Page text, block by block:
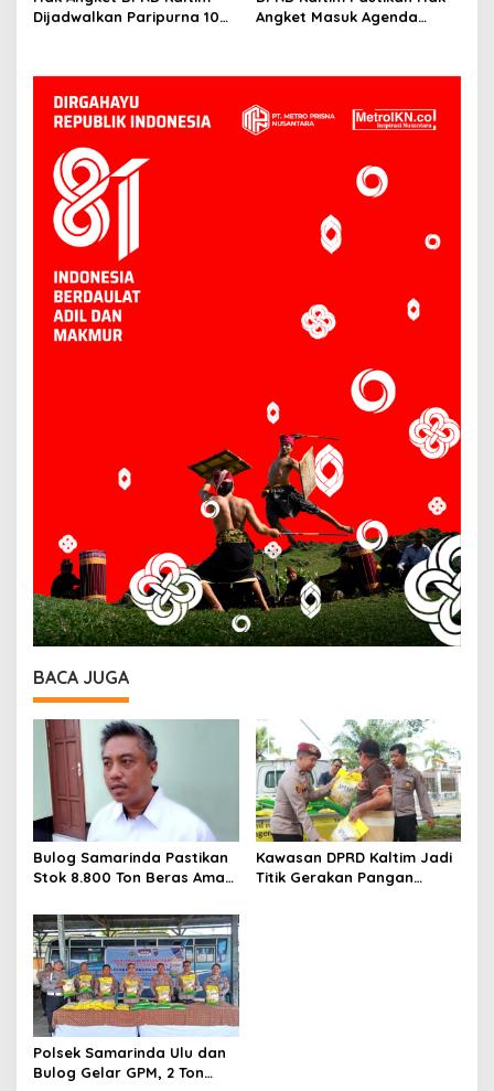
Depan
Dijadwalkan Paripurna 10
Angket Masuk Agenda
BACA JUGA
Bulog Samarinda Pastikan
Stok 8.800 Ton Beras Aman
Dukung Program MBG
Kawasan DPRD Kaltim Jadi
Titik Gerakan Pangan
Polsek Samarinda Ulu dan
Bulog Gelar GPM, 2 Ton